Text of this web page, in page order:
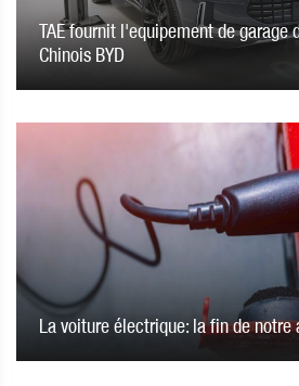
TAE fournit l'equipement de garage
Chinois BYD
La voiture électrique: la fin de notre